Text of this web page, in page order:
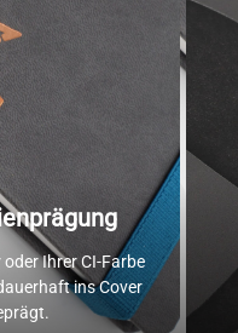
oder Ihrer CI-Farbe
ins Cover